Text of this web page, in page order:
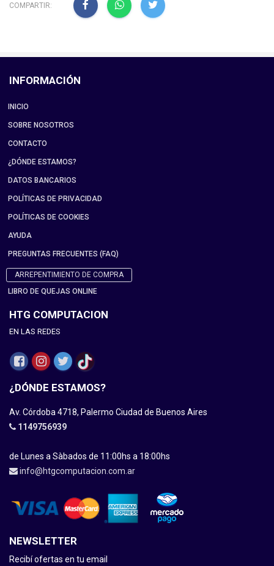
COMPARTIR:
INFORMACIÓN
INICIO
SOBRE NOSOTROS
CONTACTO
¿DÓNDE ESTAMOS?
DATOS BANCARIOS
POLÍTICAS DE PRIVACIDAD
POLÍTICAS DE COOKIES
AYUDA
PREGUNTAS FRECUENTES (FAQ)
ARREPENTIMIENTO DE COMPRA
LIBRO DE QUEJAS ONLINE
HTG COMPUTACION
EN LAS REDES
¿DÓNDE ESTAMOS?
Av. Córdoba 4718, Palermo Ciudad de Buenos Aires
1149756939
de Lunes a Sàbados de 11:00hs a 18:00hs
info@htgcomputacion.com.ar
NEWSLETTER
Recibí ofertas en tu email